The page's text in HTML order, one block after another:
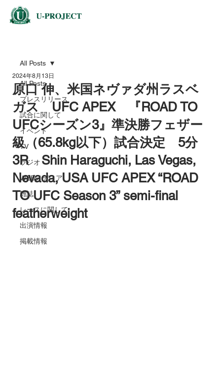
All Posts
プレスリリース
試合に関して
イベント
TV
ラジオ
WEBメディア
雑誌
レースに関して
出演情報
掲載情報
All Posts
原口 伸、米国ネヴァダ州ラスベ
ガス UFC APEX 『ROAD TO
UFCシーズン3』準決勝フェザー
級（65.8kg以下）試合決定 5分
3R Shin Haraguchi, Las Vegas,
Nevada, USA UFC APEX “ROAD
TO UFC Season 3” semi-final
featherweight
2024年8月13日